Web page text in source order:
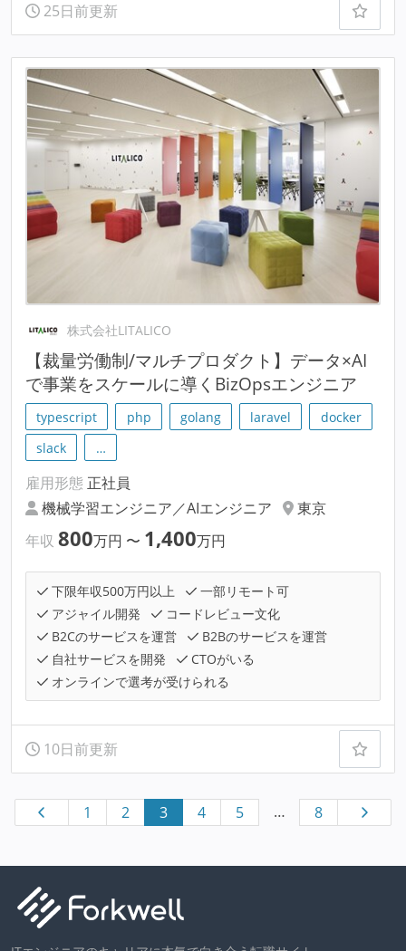
25日前更新
株式会社LITALICO
【裁量労働制/マルチプロダクト】データ×AI
で事業をスケールに導くBizOpsエンジニア
typescript php golang laravel
docker
slack
…
雇用形態 正社員
機械学習エンジニア／AIエンジニア
東京
年収 800万円 〜 1,400万円
下限年収500万円以上
一部リモート可
アジャイル開発
コードレビュー文化
B2Cのサービスを運営
B2Bのサービスを運営
自社サービスを開発
CTOがいる
オンラインで選考が受けられる
10日前更新
1 2 3 4 5 … 8